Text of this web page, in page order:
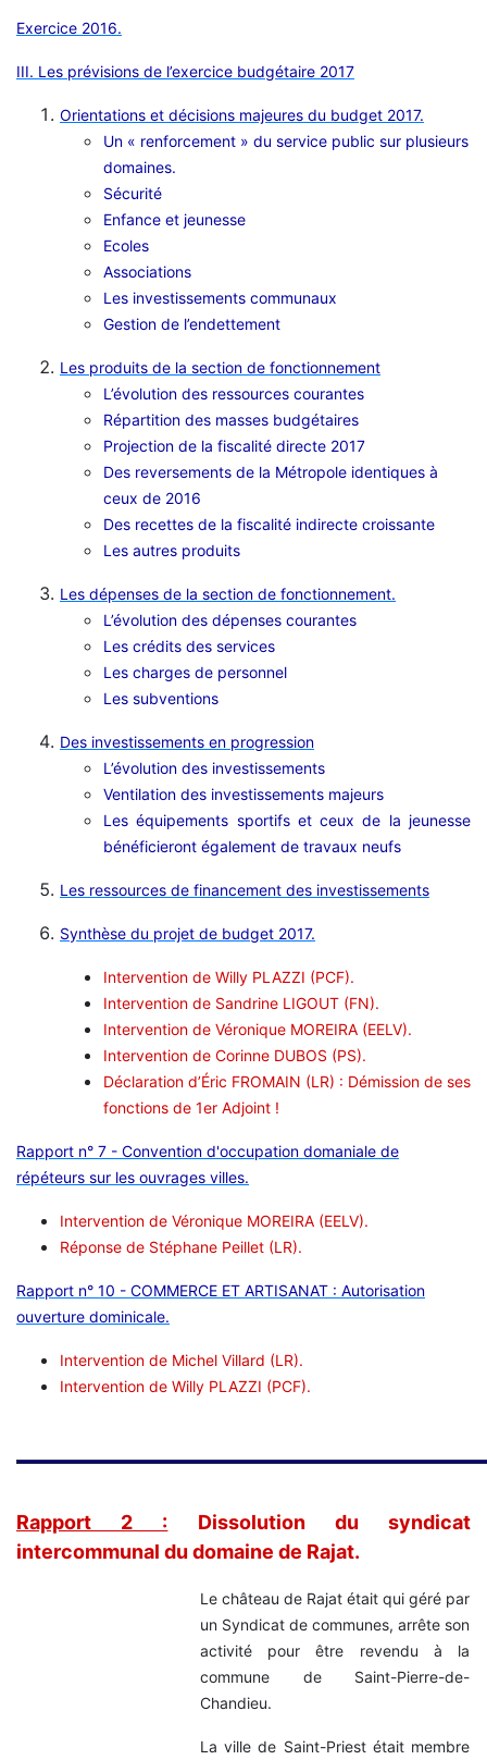
Exercice 2016.
III. Les prévisions de l’exercice budgétaire 2017
Orientations et décisions majeures du budget 2017.
Un « renforcement » du service public sur plusieurs
domaines.
Sécurité
Enfance et jeunesse
Ecoles
Associations
Les investissements communaux
Gestion de l’endettement
Les produits de la section de fonctionnement
L’évolution des ressources courantes
Répartition des masses budgétaires
Projection de la fiscalité directe 2017
Des reversements de la Métropole identiques à
ceux de 2016
Des recettes de la fiscalité indirecte croissante
Les autres produits
Les dépenses de la section de fonctionnement.
L’évolution des dépenses courantes
Les crédits des services
Les charges de personnel
Les subventions
Des investissements en progression
L’évolution des investissements
Ventilation des investissements majeurs
Les équipements sportifs et ceux de la jeunesse
bénéficieront également de travaux neufs
Les ressources de financement des investissements
Synthèse du projet de budget 2017.
Intervention de Willy PLAZZI (PCF).
Intervention de Sandrine LIGOUT (FN).
Intervention de Véronique MOREIRA (EELV).
Intervention de Corinne DUBOS (PS).
Déclaration d’Éric FROMAIN (LR) : Démission de ses
fonctions de 1er Adjoint !
Rapport n° 7 - Convention d'occupation domaniale de
répéteurs sur les ouvrages villes.
Intervention de Véronique MOREIRA (EELV).
Réponse de Stéphane Peillet (LR).
Rapport n° 10 - COMMERCE ET ARTISANAT : Autorisation
ouverture dominicale.
Intervention de Michel Villard (LR).
Intervention de Willy PLAZZI (PCF).
Rapport 2 : Dissolution du syndicat
intercommunal du domaine de Rajat.
Le château de Rajat était qui géré par
un Syndicat de communes, arrête son
activité pour être revendu à la
commune de Saint-Pierre-de-
Chandieu.
La ville de Saint-Priest était membre